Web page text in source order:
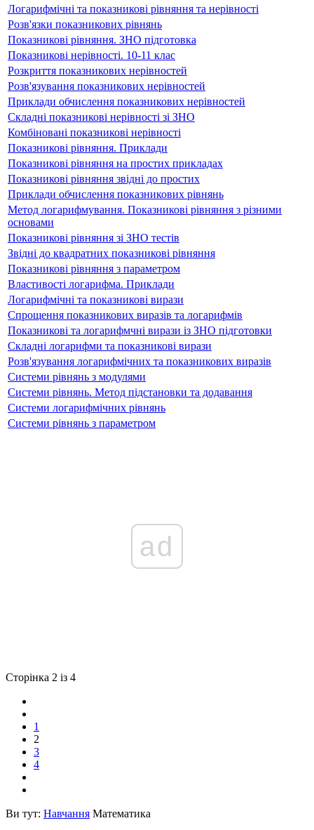
Логарифмічні та показникові рівняння та нерівності
Розв'язки показникових рівнянь
Показникові рівняння. ЗНО підготовка
Показникові нерівності. 10-11 клас
Розкриття показникових нерівностей
Розв'язування показникових нерівностей
Приклади обчислення показникових нерівностей
Складні показникові нерівності зі ЗНО
Комбіновані показникові нерівності
Показникові рівняння. Приклади
Показникові рівняння на простих прикладах
Показникові рівняння звідні до простих
Приклади обчислення показникових рівнянь
Метод логарифмування. Показникові рівняння з різними
основами
Показникові рівняння зі ЗНО тестів
Звідні до квадратних показникові рівняння
Показникові рівняння з параметром
Властивості логарифма. Приклади
Логарифмічні та показникові вирази
Спрощення показникових виразів та логарифмів
Показникові та логарифмчні вирази із ЗНО підготовки
Складні логарифми та показникові вирази
Розв'язування логарифмічних та показникових виразів
Системи рівнянь з модулями
Системи рівнянь. Метод підстановки та додавання
Системи логарифмічних рівнянь
Системи рівнянь з параметром
ad
Сторінка 2 із 4
1
2
3
4
Ви тут: Навчання Математика